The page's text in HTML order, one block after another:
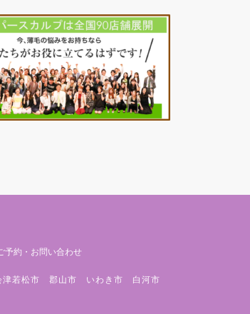
予約・お問い合わせ
会津若松市 郡山市 いわき市 白河市